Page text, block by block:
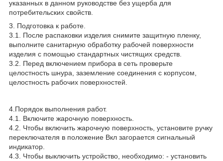
указанных в данном руководстве без ущерба для
потребительских свойств.
3. Подготовка к работе.
3.1. После распаковки изделия снимите защитную пленку,
выполните санитарную обработку рабочей поверхности
изделия с помощью стандартных чистящих средств.
3.2. Перед включением прибора в сеть проверьте
целостность шнура, заземление соединения с корпусом,
целостность рабочих поверхностей.
4.Порядок выполнения работ.
4.1. Включите жарочную поверхность.
4.2. Чтобы включить жарочную поверхность, установите ручку
переключателя в положение Вкл загорается сигнальный
индикатор.
4.3. Чтобы выключить устройство, необходимо: - установить